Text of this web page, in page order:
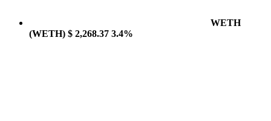
WETH
(WETH) $ 2,268.37 3.4%